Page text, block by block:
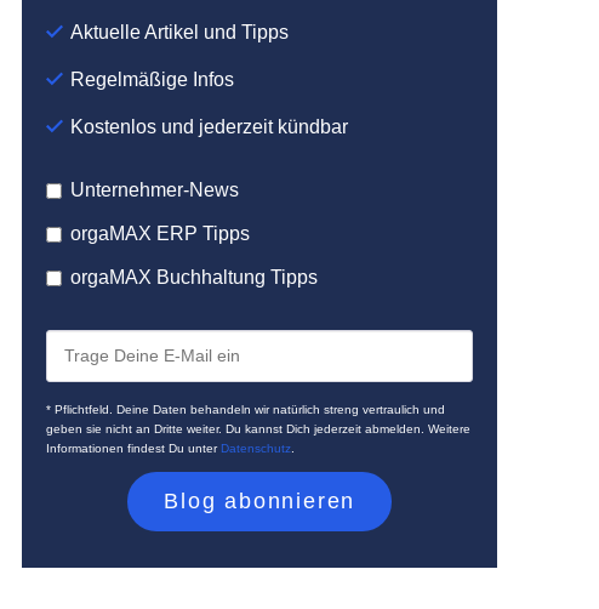
Aktuelle Artikel und Tipps
Regelmäßige Infos
Kostenlos und jederzeit kündbar
Unternehmer-News
orgaMAX ERP Tipps
orgaMAX Buchhaltung Tipps
* Pflichtfeld. Deine Daten behandeln wir natürlich streng vertraulich und
geben sie nicht an Dritte weiter. Du kannst Dich jederzeit abmelden. Weitere
Informationen findest Du unterDatenschutz